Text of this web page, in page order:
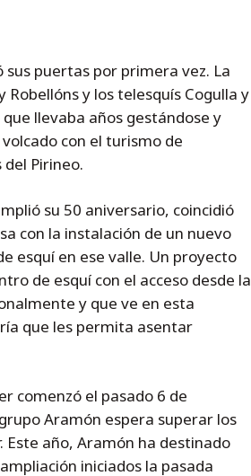
puertas por primera vez. La
Robellóns y los telesquís Cogulla y
llevaba años gestándose y
con el turismo de
Pirineo.
su 50 aniversario, coincidió
con la instalación de un nuevo
esquí en ese valle. Un proyecto
de esquí con el acceso desde la
y que ve en esta
que les permita asentar
comenzó el pasado 6 de
Aramón espera superar los
Este año, Aramón ha destinado
iniciados la pasada